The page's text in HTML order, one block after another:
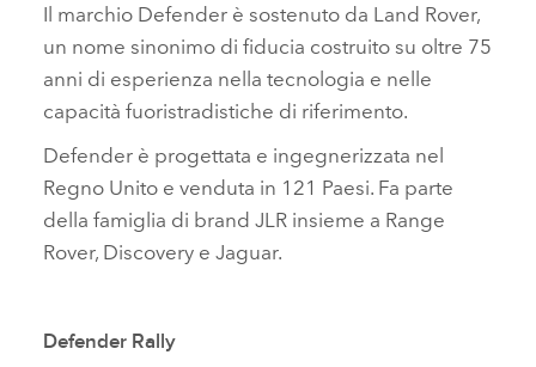
Il marchio Defender è sostenuto da Land Rover,
un nome sinonimo di fiducia costruito su oltre 75
anni di esperienza nella tecnologia e nelle
capacità fuoristradistiche di riferimento.
Defender è progettata e ingegnerizzata nel
Regno Unito e venduta in 121 Paesi. Fa parte
della famiglia di brand JLR insieme a Range
Rover, Discovery e Jaguar.
Defender Rally